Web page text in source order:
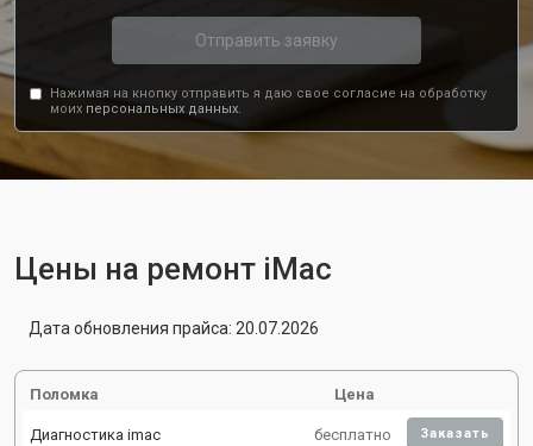
Отправить заявку
Нажимая на кнопку отправить я даю свое согласие на обработку
моих персональных данных.
Цены на ремонт iMac
Дата обновления прайса: 20.07.2026
Поломка Цена
Диагностика imac бесплатно Заказать